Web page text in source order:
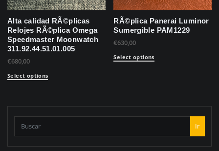
Alta calidad RÃ©plicas
Relojes RÃ©plica Omega
Speedmaster Moonwatch
311.92.44.51.01.005
€680,00
Select options
RÃ©plica Panerai Luminor
Sumergible PAM1229
€630,00
Select options
Ir